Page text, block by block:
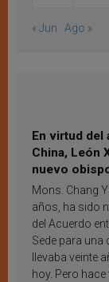
« Jun Ago »
En virtud
China, León
nuevo
Mons. Chang
años, ha sido
del Acuerdo
Sede para una
llevaba veinte
hoy. Pero